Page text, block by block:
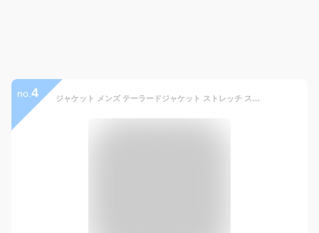
no. 4 ジャケット メンズ テーラードジャケット ストレッチ スーツ地 サマージャケット 紺ブレ カジュアル スーツ生地 2ピース(別売) 春夏秋冬 オールシーズン 紺 黒 チャコール ネイビー ブラック